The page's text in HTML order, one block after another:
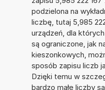
podzielona na
liczbę, tutaj 5,985
urządzeń, dla
są ograniczone, jak
kieszonkowych,
sposób zapisu liczb
Dzięki temu w
bardzo małe liczby